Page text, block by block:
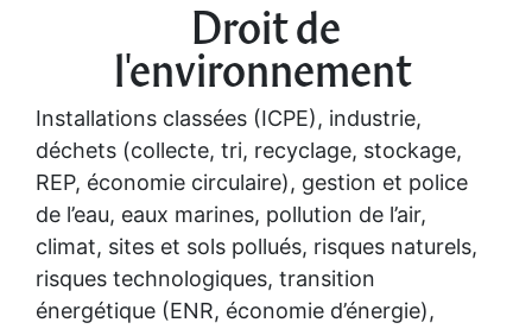
Droit de
l'environnement
Installations classées (ICPE), industrie,
déchets (collecte, tri, recyclage, stockage,
REP, économie circulaire), gestion et police
de l’eau, eaux marines, pollution de l’air,
climat, sites et sols pollués, risques naturels,
risques technologiques, transition
énergétique (ENR, économie d’énergie),